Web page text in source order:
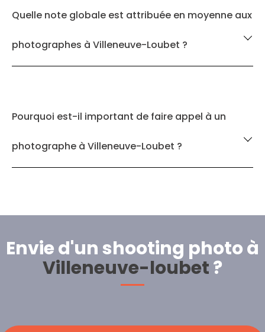
Quelle note globale est attribuée en moyenne aux
photographes à Villeneuve-Loubet ?
Pourquoi est-il important de faire appel à un
photographe à Villeneuve-Loubet ?
Envie d'un shooting photo à
Villeneuve-loubet?